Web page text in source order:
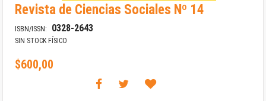
Saltar
al
de
la
de
imágenes
Revista de Ciencias Sociales Nº 14
ISBN/ISSN: 0328-2643
SIN STOCK FÍSICO
$600,00